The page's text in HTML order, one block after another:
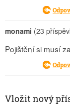
monami (23
Pojištění si musí
Vložit nový